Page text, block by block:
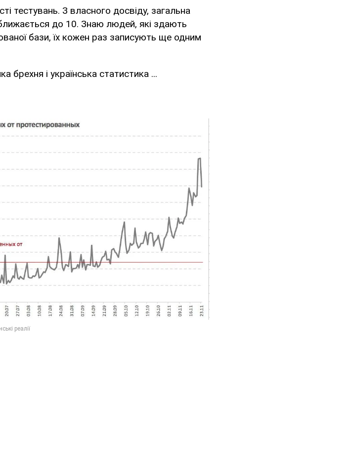
тестувань. З власного досвіду, загальна
до 10. Знаю людей, які здають
бази, їх кожен раз записують ще одним
брехня і українська статистика ...